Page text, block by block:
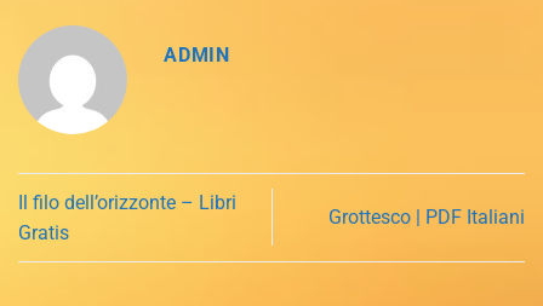
ADMIN
Il filo dell’orizzonte – Libri
Gratis
Grottesco | PDF Italiani